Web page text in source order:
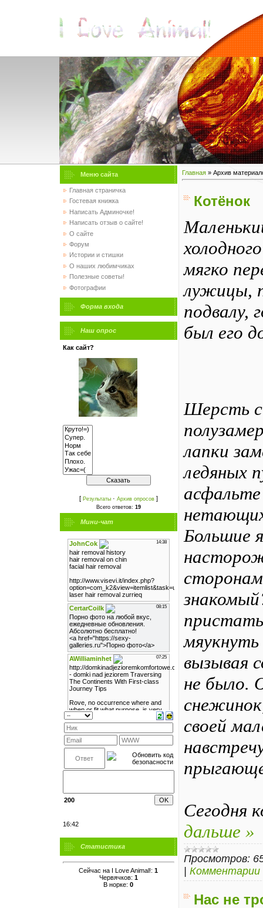
Меню сайта
Главная страничка
Гостевая книжка
Написать Админочке!
Написать отзыв о сайте!
О сайте
Форум
Истории и стишки
О наших любимчиках
Полезные советы!
Фотографии
Форма входа
Наш опрос
Как сайт?
[ Результаты· Архив опросов]
Всего ответов: 19
Мини-чат
200
16:42
Статистика
Сейчас на I Love Animal!: 1
Червячков: 1
В норке: 0
Главная» Архив
Котёнок
мягко
лужицы,
подвалу,
был его
Шерсть
лапки
ледяных
Большие
мяукнуть
вызывая
не было.
своей
Сегодня
дальше »
Просмотров:
| Комментарии
Нас не